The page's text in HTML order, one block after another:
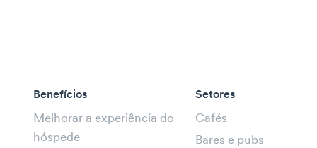
Benefícios
Melhorar a experiência do
hóspede
Setores
Cafés
Bares e pubs